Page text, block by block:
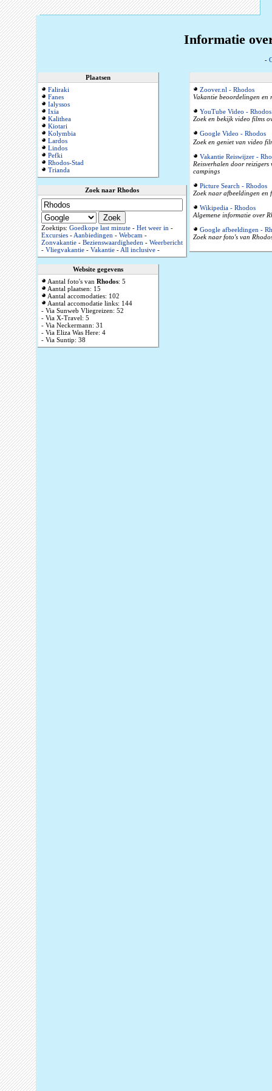
Informatie
-
Plaatsen
Faliraki
Fanes
Ialyssos
Ixia
Kalithea
Kiotari
Kolymbia
Lardos
Lindos
Pefki
Rhodos-Stad
Trianda
Zoek naar Rhodos
Zoektips: Goedkope last minute- Het weer in-
Excursies-Aanbiedingen- Webcam-
Zonvakantie- Bezienswaardigheden- Weerbericht
- Vliegvakantie- Vakantie-All inclusive-
Website gegevens
Aantal foto's van Rhodos: 5
Aantal plaatsen: 15
Aantal accomodaties: 102
Aantal accomodatie links: 144
- Via Sunweb Vliegreizen: 52
- Via X-Travel: 5
- Via Neckermann: 31
- Via Eliza Was Here: 4
- Via Suntip: 38
Zoover.nl - Rhodos
Vakantie beoordelingen en
YouTube Video - Rhodos
Zoek en bekijk video films
Google Video - Rhodos
Zoek en geniet van video
Vakantie Reiswijzer -
Reisverhalen door reizigers
campings
Picture Search - Rhodos
Zoek naar afbeeldingen en
Wikipedia - Rhodos
Algemene informatie over
Google afbeeldingen -
Zoek naar foto's van